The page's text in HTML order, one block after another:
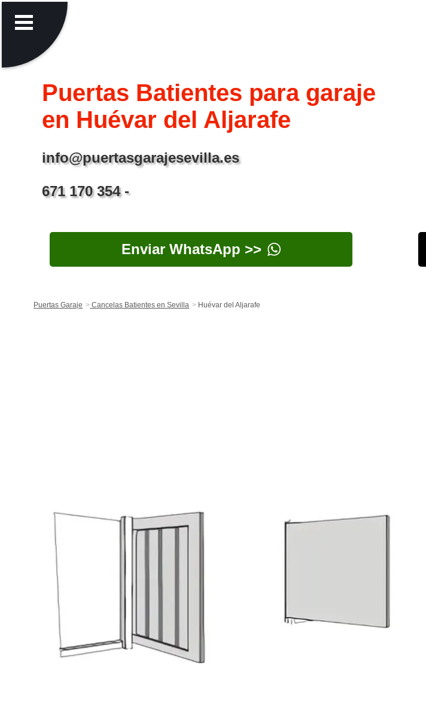
Puertas Batientes para garaje
en Huévar del Aljarafe
info@puertasgarajesevilla.es
671 170 354 -
Enviar WhatsApp >>
Puertas Garaje Cancelas Batientes en Sevilla Huévar del Aljarafe